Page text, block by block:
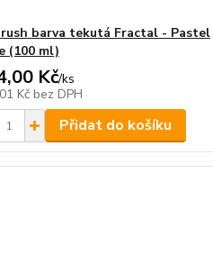
barva tekutá Fractal - Pastel
(100 ml)
Kč/ks
Kč bez DPH
Přidat do košíku